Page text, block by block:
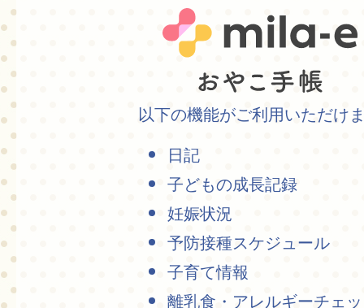
以下の機能がご利用いただけ
日記
子どもの成長記録
妊娠状況
予防接種スケジュール
子育て情報
離乳食・アレルギーチェ